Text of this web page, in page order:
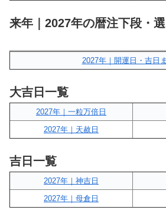
来年｜2027年の暦注下段・選
2027年｜開運日・吉日
大吉日一覧
2027年｜一粒万倍日
2027年｜天赦日
吉日一覧
2027年｜神吉日
2027年｜母倉日